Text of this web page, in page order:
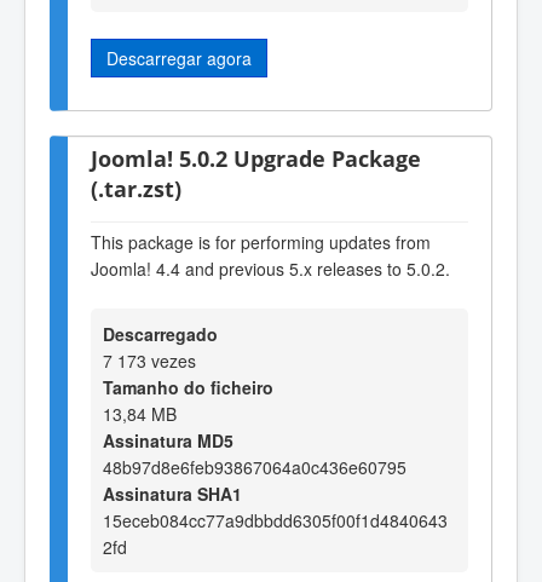
Descarregar agora
Joomla! 5.0.2 Upgrade Package
(.tar.zst)
This package is for performing updates from
Joomla! 4.4 and previous 5.x releases to 5.0.2.
Descarregado
7 173 vezes
Tamanho do ficheiro
13,84 MB
Assinatura MD5
48b97d8e6feb93867064a0c436e60795
Assinatura SHA1
15eceb084cc77a9dbbdd6305f00f1d4840643
2fd